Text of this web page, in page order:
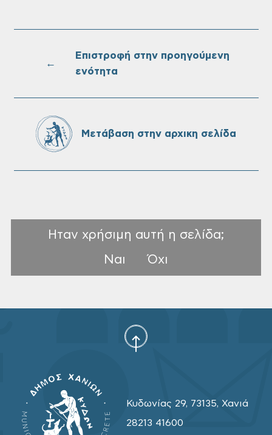
Τακτική συνεδρίαση Δημοτικής Επιτροπής
←
Επιστροφή στην προηγούμενη
ενότητα
Μετάβαση στην αρχικη σελίδα
Ηταν χρήσιμη αυτή η σελίδα;
Ναι
Όχι
Κυδωνίας 29, 73135, Χανιά
28213 41600